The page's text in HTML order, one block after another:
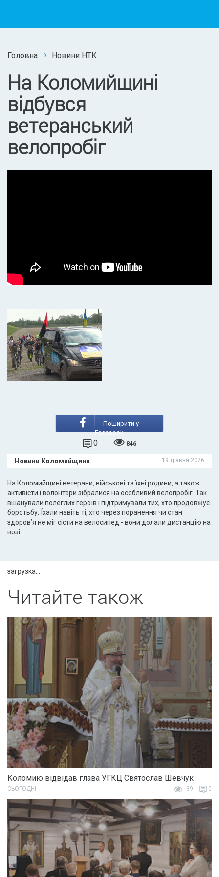
Головна Новини НТК
На Коломийщині
відбувся
ветеранський
велопробіг
Поширити у
Facebook
0 846
Новини Коломийщини 19 травня 2026
На Коломийщині ветерани, військові та їхні родини, а також
активісти і волонтери зібралися на особливий велопробіг. Так
вшанували полеглих героїв і підтримували тих, хто продовжує
боротьбу. Їхали навіть ті, хто через поранення чи стан
здоров’я не міг сісти на велосипед - вони долали дистанцію на
возі.
загрузка...
Читайте також
Коломию відвідав глава УГКЦ Святослав Шевчук
СЬОГОДНІ 39 0